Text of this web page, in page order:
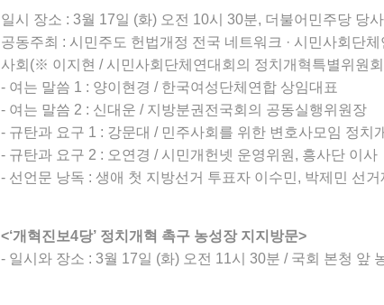
일시 장소 : 3월 17일 (화) 오전 10시 30분, 더불어민주당 당
공동주최 : 시민주도 헌법개정 전국 네트워크 · 시민사회단체
사회(※ 이지현 / 시민사회단체연대회의 정치개혁특별위원
- 여는 말씀 1 : 양이현경 / 한국여성단체연합 상임대표
- 여는 말씀 2 : 신대운 / 지방분권전국회의 공동실행위원장
- 규탄과 요구 1 : 강문대 / 민주사회를 위한 변호사모임 정치
- 규탄과 요구 2 : 오연경 / 시민개헌넷 운영위원, 흥사단 이사
- 선언문 낭독 : 생애 첫 지방선거 투표자 이수민, 박제민 선
<‘개혁진보4당’ 정치개혁 촉구 농성장 지지방문>
- 일시와 장소 : 3월 17일 (화) 오전 11시 30분 / 국회 본청 앞